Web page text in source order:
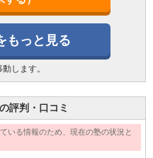
もっと見る
します。
の評判・口コミ
いる情報のため、現在の塾の状況と